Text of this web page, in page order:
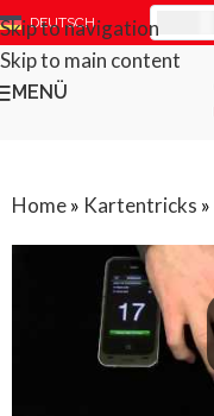
Skip to navigation
Skip to main content
DEUTSCH
MENÜ
Home» Kartentricks »